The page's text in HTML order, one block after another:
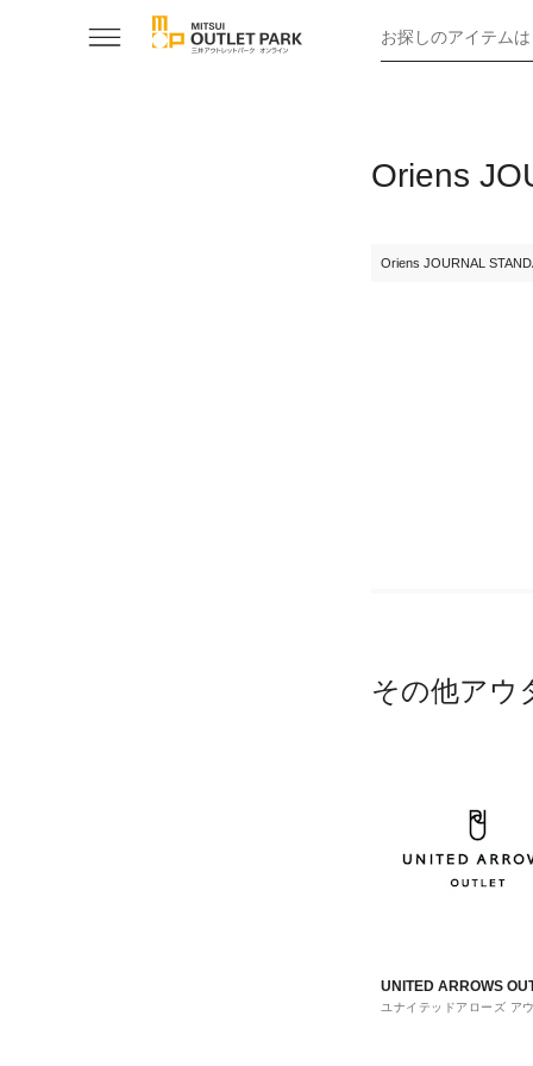
お探しのアイテム
Oriens
Oriens JOURNAL
その他アウ
UNITED ARROWS
ユナイテッドアローズ ア